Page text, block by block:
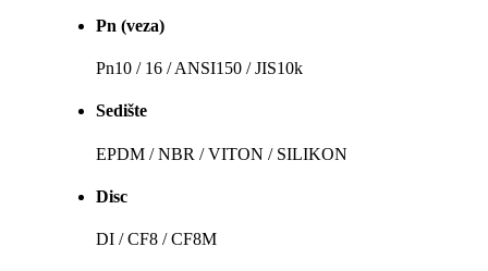
Pn (veza)
Pn10 / 16 / ANSI150 / JIS10k
Sedište
EPDM / NBR / VITON / SILIKON
Disc
DI / CF8 / CF8M